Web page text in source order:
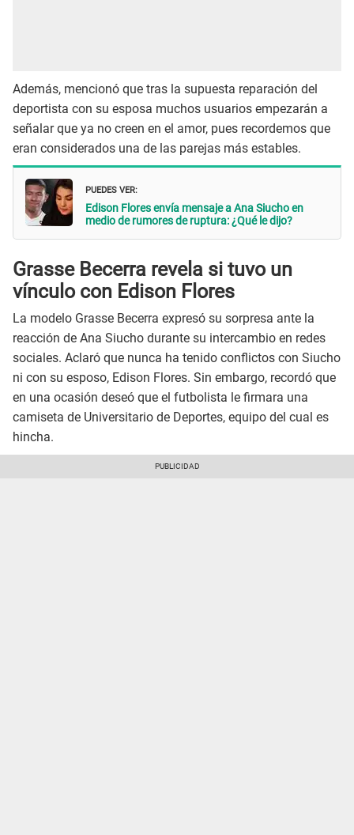
Además, mencionó que tras la supuesta reparación del
deportista con su esposa muchos usuarios empezarán a
señalar que ya no creen en el amor, pues recordemos que
eran considerados una de las parejas más estables.
PUEDES VER:
Edison Flores envía mensaje a Ana Siucho en
medio de rumores de ruptura: ¿Qué le dijo?
Grasse Becerra revela si tuvo un
vínculo con Edison Flores
La modelo Grasse Becerra expresó su sorpresa ante la
reacción de Ana Siucho durante su intercambio en redes
sociales. Aclaró que nunca ha tenido conflictos con Siucho
ni con su esposo, Edison Flores. Sin embargo, recordó que
en una ocasión deseó que el futbolista le firmara una
camiseta de Universitario de Deportes, equipo del cual es
hincha.